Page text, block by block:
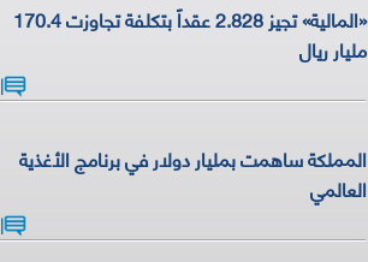
«المالية» تجيز 2.828 عقداً بتكلفة تجاوزت 170.4
مليار ريال
|
المملكة ساهمت بمليار دولار في برنامج الأغذية
العالمي
|